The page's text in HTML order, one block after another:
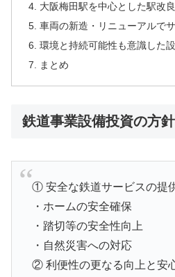
大阪梅田駅を中心とした駅改
車両の新造・リニューアルで
環境と持続可能性も意識した
まとめ
鉄道事業設備投資の方針
① 安全な鉄道サービスの提
・ホームの安全確保
・踏切等の安全性向上
・自然災害への対応
② 利便性の更なる向上と安